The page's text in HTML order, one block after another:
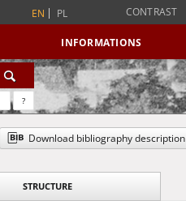
EN PL CONTRAST
INFORMATIONS
?
Download bibliography description
STRUCTURE